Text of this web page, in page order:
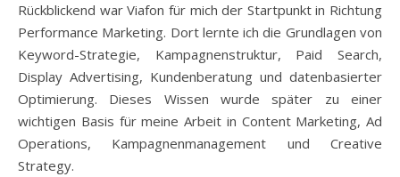
Rückblickend war Viafon für mich der Startpunkt in Richtung
Performance Marketing. Dort lernte ich die Grundlagen von
Keyword-Strategie, Kampagnenstruktur, Paid Search,
Display Advertising, Kundenberatung und datenbasierter
Optimierung. Dieses Wissen wurde später zu einer
wichtigen Basis für meine Arbeit in Content Marketing, Ad
Operations, Kampagnenmanagement und Creative
Strategy.